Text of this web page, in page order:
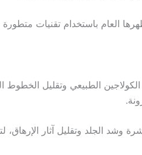
العام باستخدام تقنيات متطورة
الكولاجين الطبيعي وتقليل الخطوط
الجلد وتقليل آثار الإرهاق،